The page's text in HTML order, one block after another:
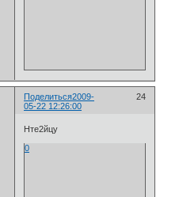
Поделиться 24
2009-
05-22 12:26:00
Нте2йцу
0